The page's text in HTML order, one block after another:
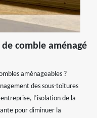
comble aménagé
aménageables ?
des sous-toitures
l’isolation de la
pour diminuer la